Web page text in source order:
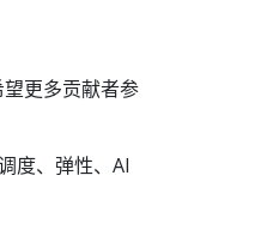
更多贡献者参
度、弹性、AI